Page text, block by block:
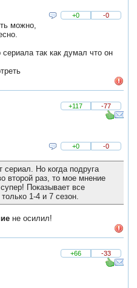
+0 -0
можно,
так как думал что он
+117
-77
+0 -0
Но когда подруга
второй раз, то мое мнение
Показывает все
1-4 и 7 сезон.
не осилил!
+66
-33